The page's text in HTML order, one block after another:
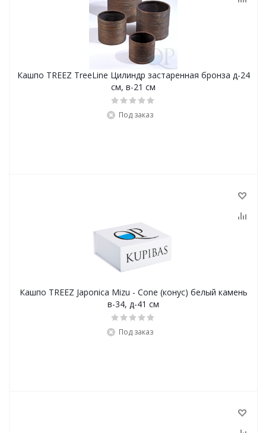
Кашпо TREEZ TreeLine Цилиндр застаренная бронза д-24
см, в-21 см
Под заказ
Кашпо TREEZ Japonica Mizu - Cone (конус) белый камень
в-34, д-41 см
Под заказ